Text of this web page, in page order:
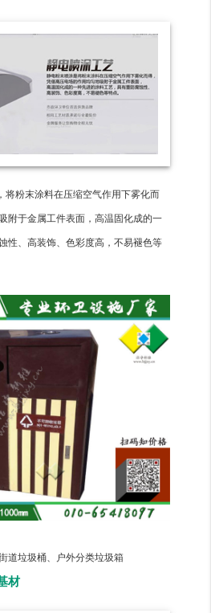
粉末涂料在压缩空气作用下雾化而
附于金属工件表面，高温固化成的一
性、高装饰、色彩度高，不易褪色等
道垃圾桶、户外分类垃圾箱
材